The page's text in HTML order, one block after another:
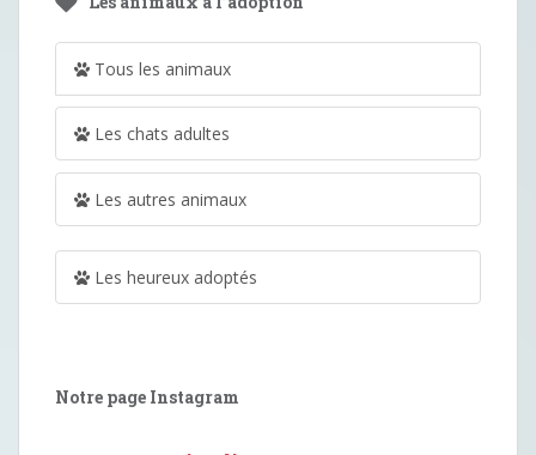
Tous les animaux
Les chats adultes
Les autres animaux
Les heureux adoptés
Notre page Instagram